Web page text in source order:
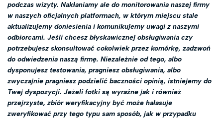
podczas wizyty. Nakłaniamy ale do monitorowania naszej firmy
w naszych oficjalnych platformach, w którym miejscu stale
aktualizujemy doniesienia i komunikujemy uwagi z naszymi
odbiorcami. Jeśli chcesz błyskawicznej obsługiwania czy
potrzebujesz skonsultować cokolwiek przez komórkę, zadzwoń
do odwiedzenia naszą firmę. Niezależnie od tego, albo
dysponujesz testowania, pragniesz obsługiwania, albo
zwyczajnie pragniesz podzielić baczności opinią, istniejemy do
Twej dyspozycji. Jeżeli fotki są wyraźne jak i również
przejrzyste, zbiór weryfikacyjny być może hałasuje
zweryfikować przy tego typu sam sposób, jak w przypadku